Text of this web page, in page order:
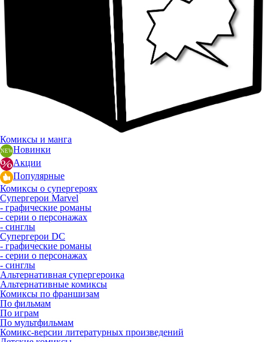
Комиксы и манга
Новинки
Акции
Популярные
Комиксы о супергероях
Супергерои Marvel
- графические романы
- серии о персонажах
- синглы
Супергерои DC
- графические романы
- серии о персонажах
- синглы
Альтернативная супергероика
Альтернативные комиксы
Комиксы по франшизам
По фильмам
По играм
По мультфильмам
Комикс-версии литературных произведений